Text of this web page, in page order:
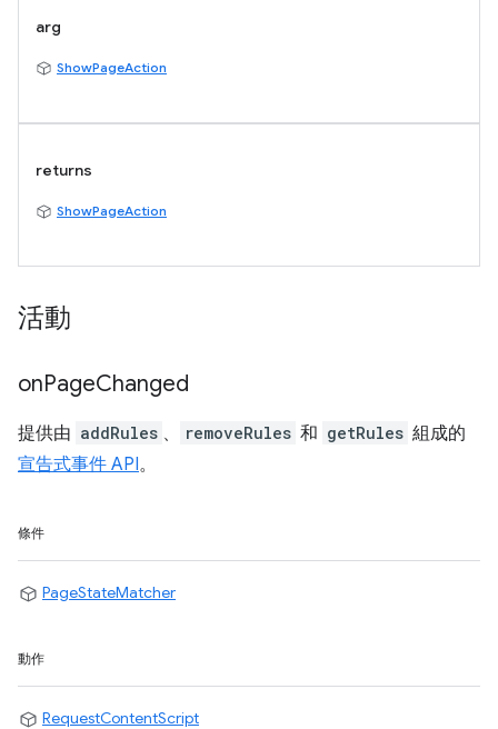
arg
ShowPageAction
returns
ShowPageAction
活動
onPageChanged
提供由 addRules 、 removeRules 和 getRules 組成的
宣告式事件 API。
條件
PageStateMatcher
動作
RequestContentScript